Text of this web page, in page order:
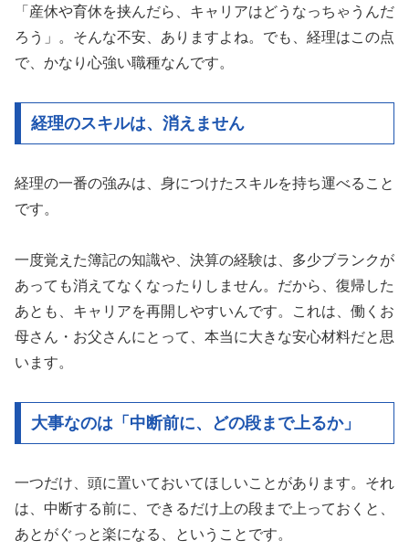
「産休や育休を挟んだら、キャリアはどうなっちゃうんだ
ろう」。そんな不安、ありますよね。でも、経理はこの点
で、かなり心強い職種なんです。
経理のスキルは、消えません
経理の一番の強みは、身につけたスキルを持ち運べること
です。
一度覚えた簿記の知識や、決算の経験は、多少ブランクが
あっても消えてなくなったりしません。だから、復帰した
あとも、キャリアを再開しやすいんです。これは、働くお
母さん・お父さんにとって、本当に大きな安心材料だと思
います。
大事なのは「中断前に、どの段まで上るか」
一つだけ、頭に置いておいてほしいことがあります。それ
は、中断する前に、できるだけ上の段まで上っておくと、
あとがぐっと楽になる、ということです。